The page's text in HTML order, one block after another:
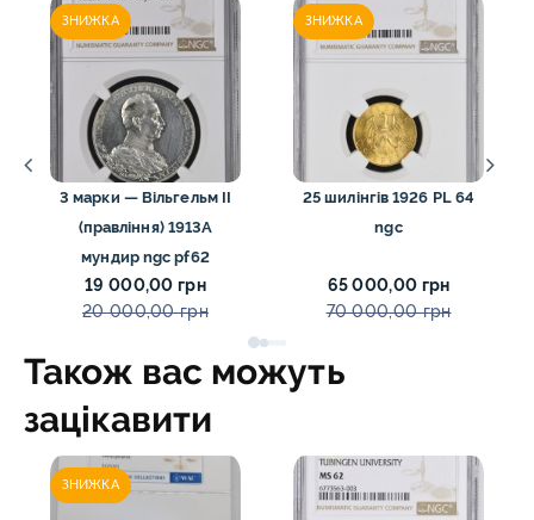
ЗНИЖКА
3 марки — Вільгельм II
(правління) 1913А
мундир ngc pf62
19 000,00 грн
20 000,00 грн
ЗНИЖКА
25 шилінгів 1926 PL 64
ngc
65 000,00 грн
70 000,00 грн
Також вас можуть
зацікавити
ЗНИЖКА